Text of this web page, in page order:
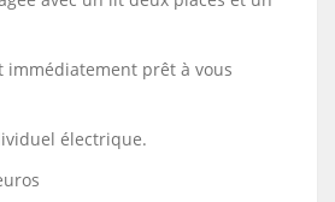
immédiatement prêt à vous
électrique.